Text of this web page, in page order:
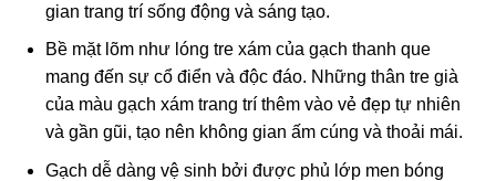
gian trang trí sống động và sáng tạo.
Bề mặt lõm như lóng tre xám của gạch thanh que
mang đến sự cổ điển và độc đáo. Những thân tre già
của màu gạch xám trang trí thêm vào vẻ đẹp tự nhiên
và gần gũi, tạo nên không gian ấm cúng và thoải mái.
Gạch dễ dàng vệ sinh bởi được phủ lớp men bóng